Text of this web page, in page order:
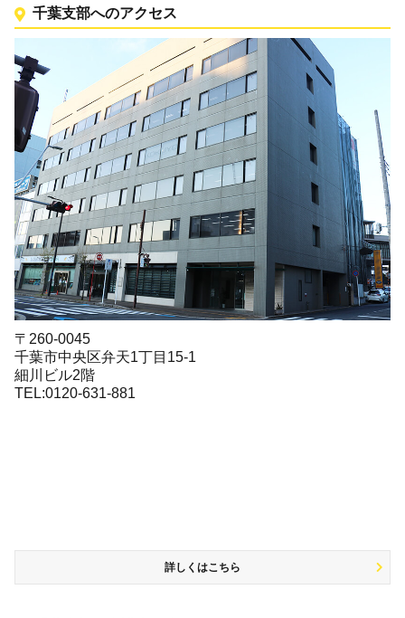
千葉支部へのアクセス
〒260-0045
千葉市中央区弁天1丁目15-1
細川ビル2階
TEL:0120-631-881
詳しくはこちら